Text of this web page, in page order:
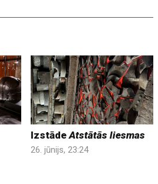
IzstādeAtstātās liesmas
26. jūnijs, 23:24